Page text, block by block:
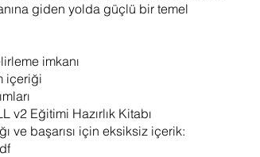
giden yolda güçlü bir temel
imkanı
içeriği
Eğitimi Hazırlık Kitabı
ve başarısı için eksiksiz içerik: